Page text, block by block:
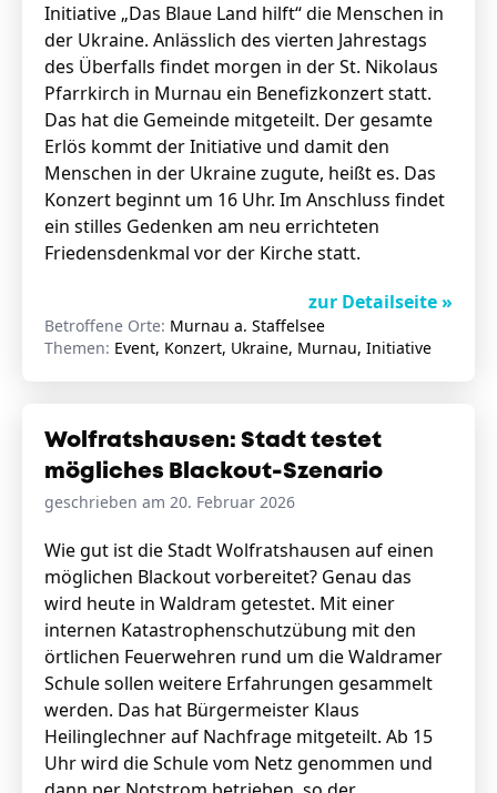
Initiative „Das Blaue Land hilft“ die Menschen in
der Ukraine. Anlässlich des vierten Jahrestags
des Überfalls findet morgen in der St. Nikolaus
Pfarrkirch in Murnau ein Benefizkonzert statt.
Das hat die Gemeinde mitgeteilt. Der gesamte
Erlös kommt der Initiative und damit den
Menschen in der Ukraine zugute, heißt es. Das
Konzert beginnt um 16 Uhr. Im Anschluss findet
ein stilles Gedenken am neu errichteten
Friedensdenkmal vor der Kirche statt.
zur Detailseite »
Betroffene Orte: Murnau a. Staffelsee
Themen: Event, Konzert, Ukraine, Murnau, Initiative
Wolfratshausen: Stadt testet
mögliches Blackout-Szenario
geschrieben am 20. Februar 2026
Wie gut ist die Stadt Wolfratshausen auf einen
möglichen Blackout vorbereitet? Genau das
wird heute in Waldram getestet. Mit einer
internen Katastrophenschutzübung mit den
örtlichen Feuerwehren rund um die Waldramer
Schule sollen weitere Erfahrungen gesammelt
werden. Das hat Bürgermeister Klaus
Heilinglechner auf Nachfrage mitgeteilt. Ab 15
Uhr wird die Schule vom Netz genommen und